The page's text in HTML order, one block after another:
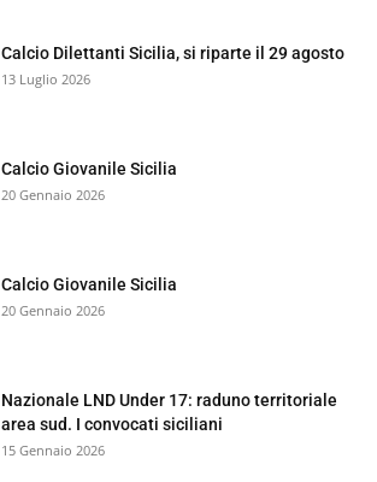
Calcio Dilettanti Sicilia, si riparte il 29 agosto
13 Luglio 2026
Calcio Giovanile Sicilia
20 Gennaio 2026
Calcio Giovanile Sicilia
20 Gennaio 2026
Nazionale LND Under 17: raduno territoriale
area sud. I convocati siciliani
15 Gennaio 2026